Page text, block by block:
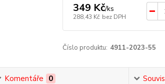
349 Kč/ks
288,43 Kč bez DPH
Číslo produktu: 4911-2023-55
Komentáře 0